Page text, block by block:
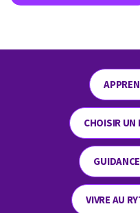
CHOISIR UN
VIVRE AU